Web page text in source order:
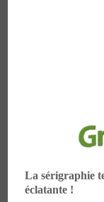
La sérigraphie
éclatante !